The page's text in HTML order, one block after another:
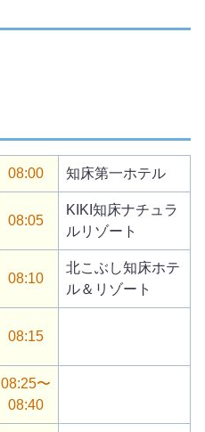
08:00 知床第一ホテル
08:05
KIKI知床ナチュラ
ルリゾート
08:10
北こぶし知床ホテ
ル＆リゾート
08:15
08:25〜
08:40